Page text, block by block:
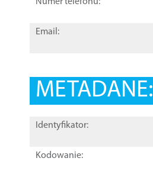
Email:
METADANE:
Identyfikator:
Kodowanie: